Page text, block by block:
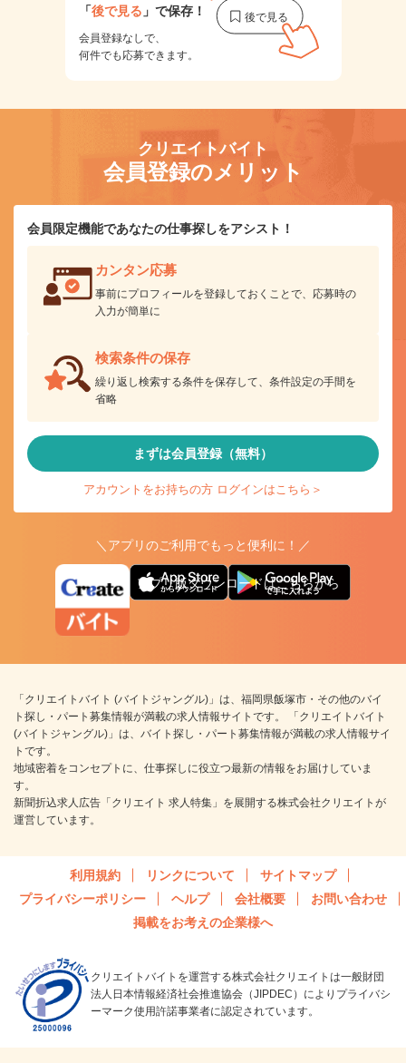
「後で見る 」で保存！
会員登録なしで、
何件でも応募できます。
クリエイトバイト
会員登録のメリット
会員限定機能であなたの仕事探しをアシスト！
カンタン応募
事前にプロフィールを登録しておくことで、応募時の
入力が簡単に
検索条件の保存
繰り返し検索する条件を保存して、条件設定の手間を
省略
まずは会員登録（無料）
アカウントをお持ちの方 ログインはこちら＞
＼アプリのご利用でもっと便利に！／
アプリ版ダウンロードはこちらから
「クリエイトバイト (バイトジャングル)」は、福岡県飯塚市・その他のバイ
ト探し・パート募集情報が満載の求人情報サイトです。 「クリエイトバイト
(バイトジャングル)」は、バイト探し・パート募集情報が満載の求人情報サイ
トです。
地域密着をコンセプトに、仕事探しに役立つ最新の情報をお届けしていま
す。
新聞折込求人広告「クリエイト 求人特集」を展開する株式会社クリエイトが
運営しています。
利用規約 リンクについて
サイトマップ
プライバシーポリシー
ヘルプ 会社概要
お問い合わせ
掲載をお考えの企業様へ
クリエイトバイトを運営する株式会社クリエイトは一般財団
法人日本情報経済社会推進協会（JIPDEC）によりプライバシ
ーマーク使用許諾事業者に認定されています。